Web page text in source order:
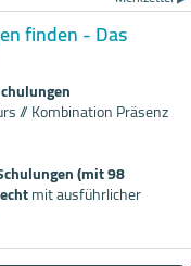
finden - Das
// Kombination Präsenz
(mit 98
mit ausführlicher